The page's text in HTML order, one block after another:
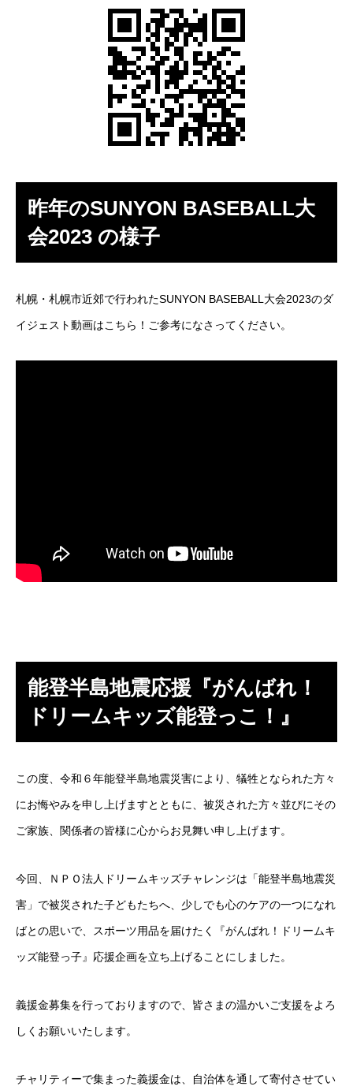
昨年のSUNYON BASEBALL大
会2023 の様子
札幌・札幌市近郊で行われたSUNYON BASEBALL大会2023のダ
イジェスト動画はこちら！ご参考になさってください。
能登半島地震応援『がんばれ！
ドリームキッズ能登っこ！』
この度、令和６年能登半島地震災害により、犠牲となられた方々
にお悔やみを申し上げますとともに、被災された方々並びにその
ご家族、関係者の皆様に心からお見舞い申し上げます。
今回、ＮＰＯ法人ドリームキッズチャレンジは「能登半島地震災
害」で被災された子どもたちへ、少しでも心のケアの一つになれ
ばとの思いで、スポーツ用品を届けたく『がんばれ！ドリームキ
ッズ能登っ子』応援企画を立ち上げることにしました。
義援金募集を行っておりますので、皆さまの温かいご支援をよろ
しくお願いいたします。
チャリティーで集まった義援金は、自治体を通して寄付させてい